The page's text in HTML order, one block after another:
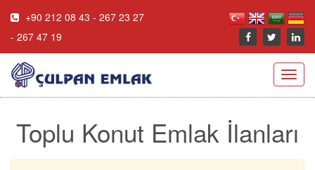
+90 212 08 43 - 267 23 27
- 267 47 19
Toplu Konut Emlak İlanları